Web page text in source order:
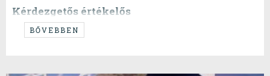
Kérdezgetős értékelős
BŐVEBBEN